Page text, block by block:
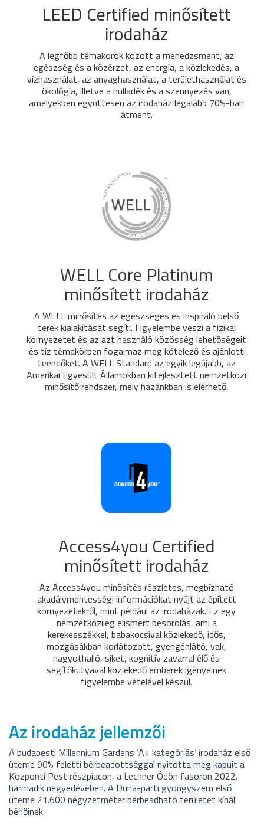
LEED Certified minősített
irodaház
A legfőbb témakörök között a menedzsment, az
egészség és a közérzet, az energia, a közlekedés, a
vízhasználat, az anyaghasználat, a területhasználat és
ökológia, illetve a hulladék és a szennyezés van,
amelyekben együttesen az irodaház legalább 70%-ban
átment.
WELL Core Platinum
minősített irodaház
A WELL minősítés az egészséges és inspiráló belső
terek kialakítását segíti. Figyelembe veszi a fizikai
környezetet és az azt használó közösség lehetőségeit
és tíz témakörben fogalmaz meg kötelező és ajánlott
teendőket. A WELL Standard az egyik legújabb, az
Amerikai Egyesült Államokban kifejlesztett nemzetközi
minősítő rendszer, mely hazánkban is elérhető.
Access4you Certified
minősített irodaház
Az Access4you minősítés részletes, megbízható
akadálymentességi információkat nyújt az épített
környezetekről, mint például az irodaházak. Ez egy
nemzetközileg elismert besorolás, ami a
kerekesszékkel, babakocsival közlekedő, idős,
mozgásákban korlátozott, gyengénlátó, vak,
nagyothalló, siket, kognitív zavarral élő és
segítőkutyával közlekedő emberek igényeinek
figyelembe vételével készül.
Az irodaház jellemzői
A budapesti Millennium Gardens ‘A+ kategóriás’ irodaház első
üteme 90% feletti bérbeadottsággal nyitotta meg kapuit a
Központi Pest részpiacon, a Lechner Ödön fasoron 2022.
harmadik negyedévében. A Duna-parti gyöngyszem első
üteme 21.600 négyzetméter bérbeadható területet kínál
bérlőinek.